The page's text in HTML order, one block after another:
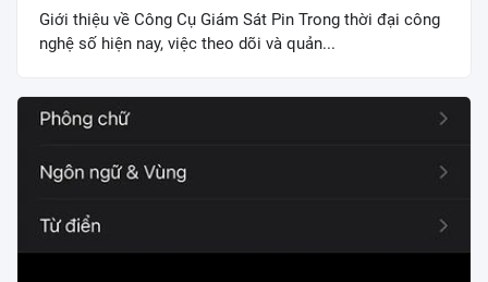
Giới thiệu về Công Cụ Giám Sát Pin Trong thời đại công
nghệ số hiện nay, việc theo dõi và quản...